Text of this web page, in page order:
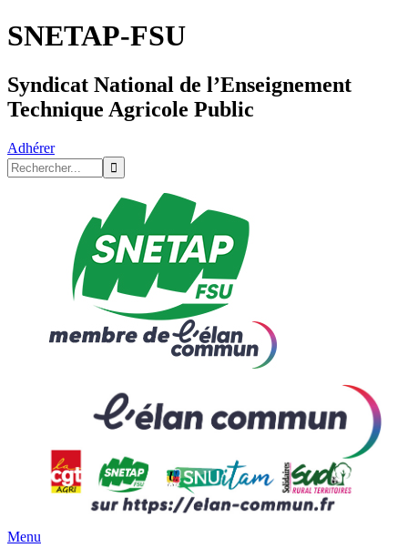
SNETAP-FSU
Syndicat National de l’Enseignement
Technique Agricole Public
Adhérer
Menu